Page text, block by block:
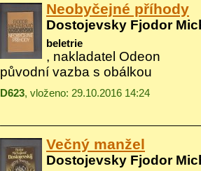
Neobyčejné příhody
Dostojevsky Fjodor
beletrie
, nakladatel Odeon
původní vazba s obálkou
D623, vloženo: 29.10.2016 14:24
Večný manžel
Dostojevsky Fjodor